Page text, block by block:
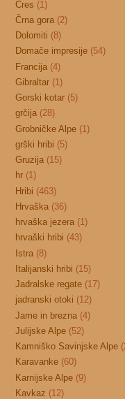
Cres (1)
Črna gora (2)
Dolomiti (8)
Domače impresije (54)
Francija (4)
Gibraltar (1)
Gorski kotar (5)
grčija (28)
Grobničke Alpe (1)
grški hribi (5)
Gruzija (15)
hr (1)
Hribi (463)
Hrvaška (36)
hrvaška jezera (1)
hrvaški hribi (43)
Istra (8)
Italijanski hribi (15)
Jadralske regate (17)
jadranski otoki (12)
Jame in brezna (4)
Julijske Alpe (52)
Kamniško Savinjske Alpe
Karavanke (60)
Karnijske Alpe (9)
Kavkaz (12)